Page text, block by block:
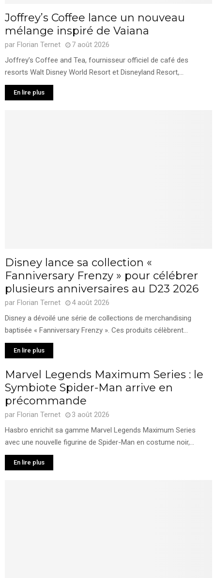
Joffrey’s Coffee lance un nouveau
mélange inspiré de Vaiana
par Florian Ternet
7 août 2026
Joffrey’s Coffee and Tea, fournisseur officiel de café des
resorts Walt Disney World Resort et Disneyland Resort,...
En lire plus
Disney lance sa collection «
Fanniversary Frenzy » pour célébrer
plusieurs anniversaires au D23 2026
par Florian Ternet
4 août 2026
Disney a dévoilé une série de collections de merchandising
baptisée « Fanniversary Frenzy ». Ces produits célèbrent...
En lire plus
Marvel Legends Maximum Series : le
Symbiote Spider-Man arrive en
précommande
par Florian Ternet
3 août 2026
Hasbro enrichit sa gamme Marvel Legends Maximum Series
avec une nouvelle figurine de Spider-Man en costume noir,...
En lire plus